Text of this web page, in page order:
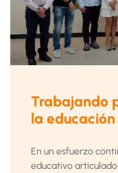
Trabajando
la
En un esfuerzo
educativo